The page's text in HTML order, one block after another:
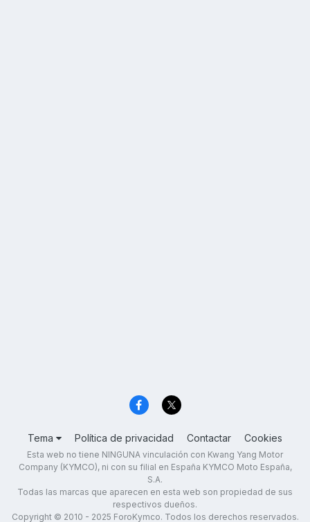
Tema Política de privacidad Contactar Cookies
Esta web no tiene NINGUNA vinculación con Kwang Yang Motor
Company (KYMCO), ni con su filial en España KYMCO Moto España,
S.A.
Todas las marcas que aparecen en esta web son propiedad de sus
respectivos dueños.
Copyright © 2010 - 2025 ForoKymco. Todos los derechos reservados.